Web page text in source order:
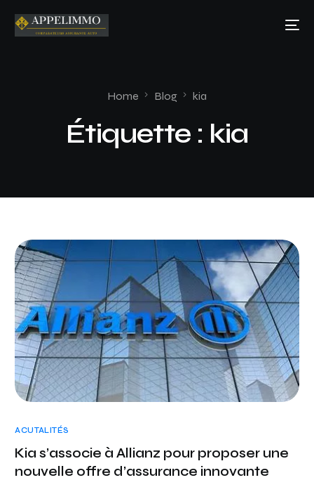
Home Blog kia
Étiquette : kia
ACUTALITÉS
Kia s’associe à Allianz pour proposer une
nouvelle offre d’assurance innovante